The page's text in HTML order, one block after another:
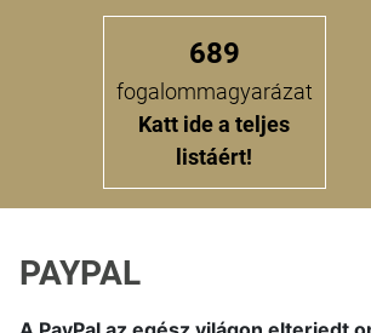
689
fogalommagyarázat
Katt ide a teljes
listáért!
PAYPAL